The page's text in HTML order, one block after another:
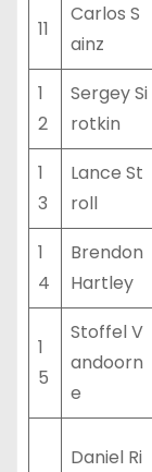
11
Carlos S
ainz
1
2
Sergey Si
rotkin
1
3
Lance St
roll
1
4
Brendon
Hartley
1
5
Stoffel V
andoorn
e
Daniel Ri